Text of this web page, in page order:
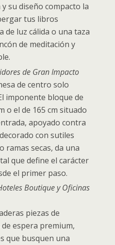
su diseño compacto la
tus libros
de luz cálida o una taza
de meditación y
de Gran Impacto
de centro solo
imponente bloque de
o el de 165 cm situado
apoyado contra
con sutiles
ramas secas, da una
que define el carácter
el primer paso.
Boutique y Oficinas
piezas de
de espera premium,
que busquen una